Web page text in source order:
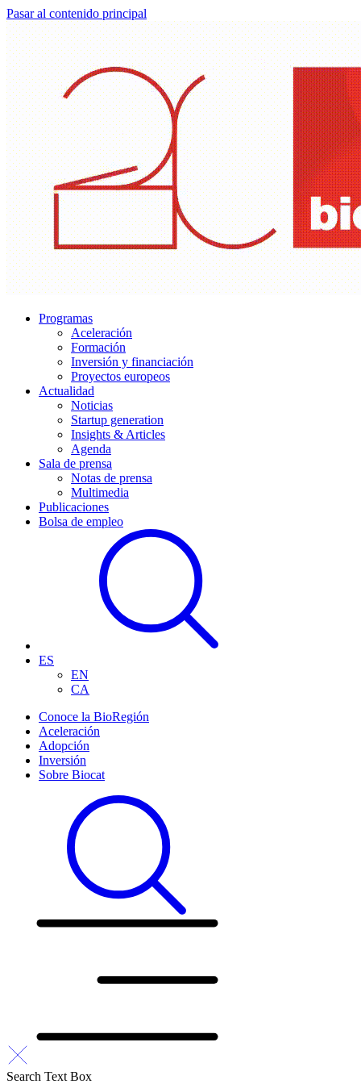
Pasar al contenido principal
Programas
Aceleración
Formación
Inversión y financiación
Proyectos europeos
Actualidad
Noticias
Startup generation
Insights & Articles
Agenda
Sala de prensa
Notas de prensa
Multimedia
Publicaciones
Bolsa de empleo
ES
EN
CA
Conoce la BioRegión
Aceleración
Adopción
Inversión
Sobre Biocat
Search Text Box